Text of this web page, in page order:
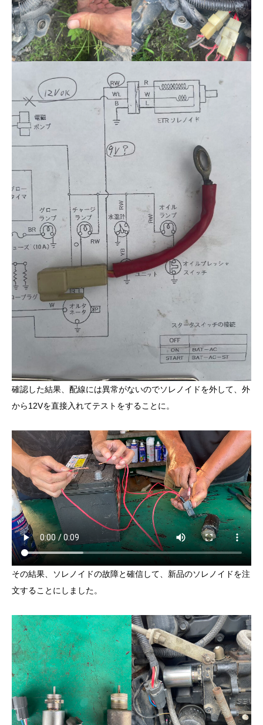
確認した結果、配線には異常がないのでソレノイドを外して、外
から12Vを直接入れてテストをすることに。
その結果、ソレノイドの故障と確信して、新品のソレノイドを注
文することにしました。